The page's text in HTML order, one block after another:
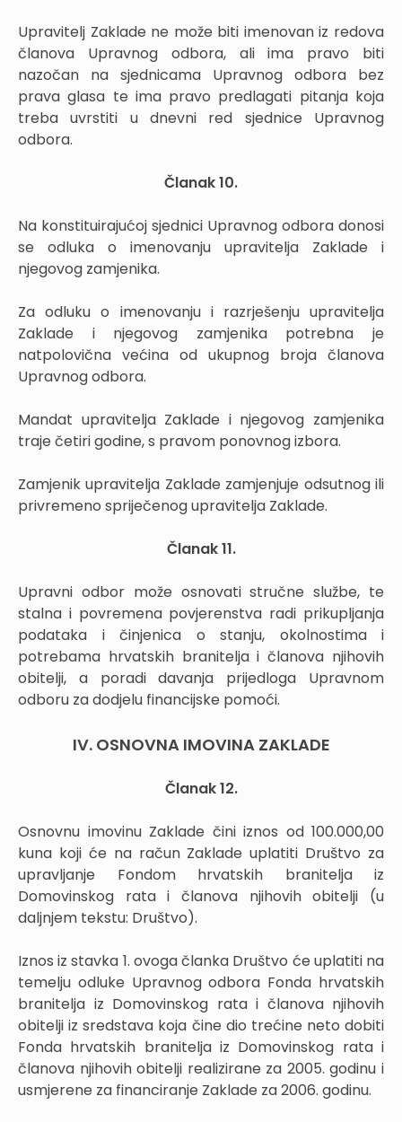
Upravitelj Zaklade ne može biti imenovan iz redova
članova Upravnog odbora, ali ima pravo biti
nazočan na sjednicama Upravnog odbora bez
prava glasa te ima pravo predlagati pitanja koja
treba uvrstiti u dnevni red sjednice Upravnog
odbora.
Članak 10.
Na konstituirajućoj sjednici Upravnog odbora donosi
se odluka o imenovanju upravitelja Zaklade i
njegovog zamjenika.
Za odluku o imenovanju i razrješenju upravitelja
Zaklade i njegovog zamjenika potrebna je
natpolovična većina od ukupnog broja članova
Upravnog odbora.
Mandat upravitelja Zaklade i njegovog zamjenika
traje četiri godine, s pravom ponovnog izbora.
Zamjenik upravitelja Zaklade zamjenjuje odsutnog ili
privremeno spriječenog upravitelja Zaklade.
Članak 11.
Upravni odbor može osnovati stručne službe, te
stalna i povremena povjerenstva radi prikupljanja
podataka i činjenica o stanju, okolnostima i
potrebama hrvatskih branitelja i članova njihovih
obitelji, a poradi davanja prijedloga Upravnom
odboru za dodjelu financijske pomoći.
IV. OSNOVNA IMOVINA ZAKLADE
Članak 12.
Osnovnu imovinu Zaklade čini iznos od 100.000,00
kuna koji će na račun Zaklade uplatiti Društvo za
upravljanje Fondom hrvatskih branitelja iz
Domovinskog rata i članova njihovih obitelji (u
daljnjem tekstu: Društvo).
Iznos iz stavka 1. ovoga članka Društvo će uplatiti na
temelju odluke Upravnog odbora Fonda hrvatskih
branitelja iz Domovinskog rata i članova njihovih
obitelji iz sredstava koja čine dio trećine neto dobiti
Fonda hrvatskih branitelja iz Domovinskog rata i
članova njihovih obitelji realizirane za 2005. godinu i
usmjerene za financiranje Zaklade za 2006. godinu.